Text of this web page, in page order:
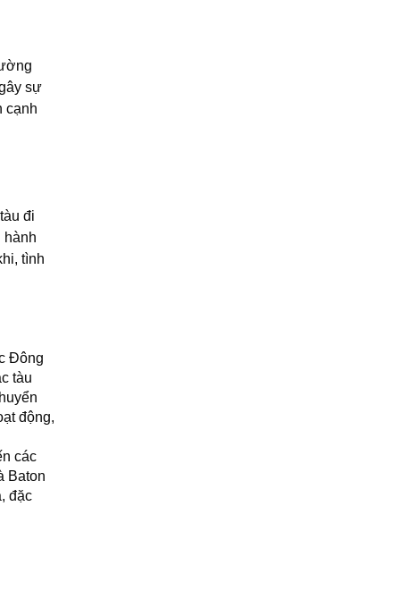
sự
cạnh
đi
hành
tình
Đông
tàu
động,
các
Baton
đặc